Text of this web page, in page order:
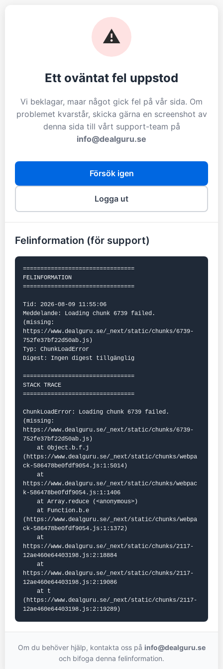
⚠️
Ett oväntat fel uppstod
Vi beklagar, maar något gick fel på vår sida. Om
problemet kvarstår, skicka gärna en screenshot av
denna sida till vårt support-team på
info@dealguru.se
Försök igen
Logga ut
Felinformation (för support)
================================
FELINFORMATION
================================
Tid: 2026-08-09 11:55:06
Meddelande: Loading chunk 6739 failed.
(missing:
https://www.dealguru.se/_next/static/chunks/6739-
752fe37bf22d50ab.js)
Typ: ChunkLoadError
Digest: Ingen digest tillgänglig
================================
STACK TRACE
================================
ChunkLoadError: Loading chunk 6739 failed.
(missing:
https://www.dealguru.se/_next/static/chunks/6739-
752fe37bf22d50ab.js)
(https://www.dealguru.se/_next/static/chunks/webpa
ck-586478be0fdf9054.js:1:5014)
https://www.dealguru.se/_next/static/chunks/webpac
k-586478be0fdf9054.js:1:1406
(https://www.dealguru.se/_next/static/chunks/webpa
ck-586478be0fdf9054.js:1:1372)
https://www.dealguru.se/_next/static/chunks/2117-
12ae460e64403198.js:2:18884
https://www.dealguru.se/_next/static/chunks/2117-
12ae460e64403198.js:2:19086
(https://www.dealguru.se/_next/static/chunks/2117-
12ae460e64403198.js:2:19289)
Om du behöver hjälp, kontakta oss på info@dealguru.se
och bifoga denna felinformation.